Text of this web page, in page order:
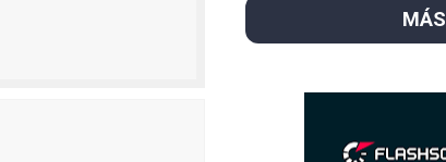
su primera victoria del año como campeónMÁS